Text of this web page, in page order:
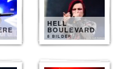
HELL
BOULEVARD
8 BILDER